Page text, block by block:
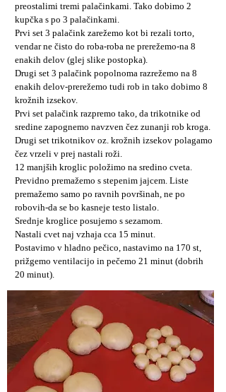
preostalimi tremi palačinkami. Tako dobimo 2
kupčka s po 3 palačinkami.
Prvi set 3 palačink zarežemo kot bi rezali torto,
vendar ne čisto do roba-roba ne prerežemo-na 8
enakih delov (glej slike postopka).
Drugi set 3 palačink popolnoma razrežemo na 8
enakih delov-prerežemo tudi rob in tako dobimo 8
krožnih izsekov.
Prvi set palačink razpremo tako, da trikotnike od
sredine zapognemo navzven čez zunanji rob kroga.
Drugi set trikotnikov oz. krožnih izsekov polagamo
čez vrzeli v prej nastali roži.
12 manjših kroglic položimo na sredino cveta.
Previdno premažemo s stepenim jajcem. Liste
premažemo samo po ravnih površinah, ne po
robovih-da se bo kasneje testo listalo.
Srednje kroglice posujemo s sezamom.
Nastali cvet naj vzhaja cca 15 minut.
Postavimo v hladno pečico, nastavimo na 170 st,
prižgemo ventilacijo in pečemo 21 minut (dobrih
20 minut).